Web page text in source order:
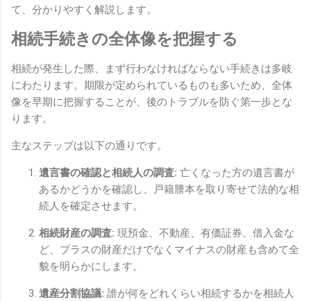
て、 分かりやすく解説します。
相続手続きの全体像を把握する
相続が発生した際、
まず行わなければならない手続きは多岐
にわたります。 期限が定められているものも多いため、 全体
像を早期に把握することが、 後のトラブルを防ぐ第一歩とな
ります。
主なステップは以下の通りです。
遺言書の確認と相続人の調査: 亡くなった方の遺言書が
あるかどうかを確認し、
戸籍謄本を取り寄せて法的な相
続人を確定させます。
相続財産の調査: 現預金、 不動産、 有価証券、 借入金な
ど、 プラスの財産だけでなくマイナスの財産も含めて全
貌を明らかにします。
遺産分割協議: 誰が何をどれくらい相続するかを相続人